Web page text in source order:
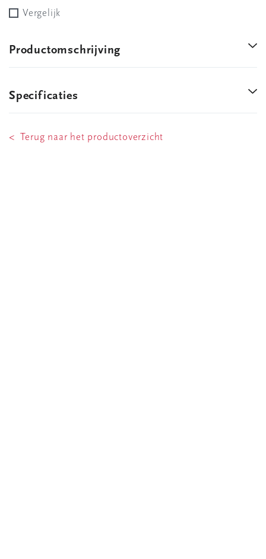
Vergelijk
Productomschrijving
Specificaties
< Terug naar het productoverzicht